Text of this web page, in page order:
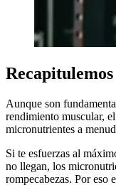
Recapitulemos
Aunque son
rendimiento muscular,
micronutrientes a
Si te esfuerzas al
no llegan, los
rompecabezas. Por eso